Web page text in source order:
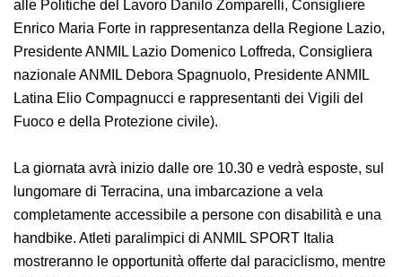
alcuni interventi (Sindaco Nicola Procaccini, Assessore
alle Politiche del Lavoro Danilo Zomparelli, Consigliere
Enrico Maria Forte in rappresentanza della Regione
Lazio, Presidente ANMIL Lazio Domenico Loffreda,
Consigliera nazionale ANMIL Debora Spagnuolo,
Presidente ANMIL Latina Elio Compagnucci e
civile).
La giornata avrà inizio dalle ore 10.30 e vedrà esposte,
sul lungomare di Terracina, una imbarcazione a vela
completamente accessibile a persone con disabilità e